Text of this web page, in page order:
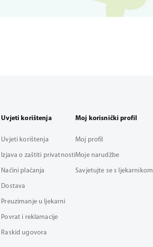
Uvjeti korištenja
Uvjeti korištenja
Izjava o zaštiti privatnosti
Načini plaćanja
Dostava
Preuzimanje u ljekarni
Povrat i reklamacije
Raskid ugovora
Moj korisnički profil
Moj profil
Moje narudžbe
Savjetujte se s ljekarnikom